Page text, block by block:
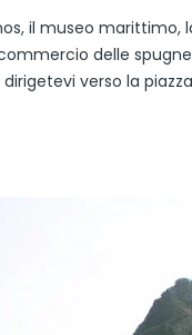
il museo marittimo,
delle
verso la